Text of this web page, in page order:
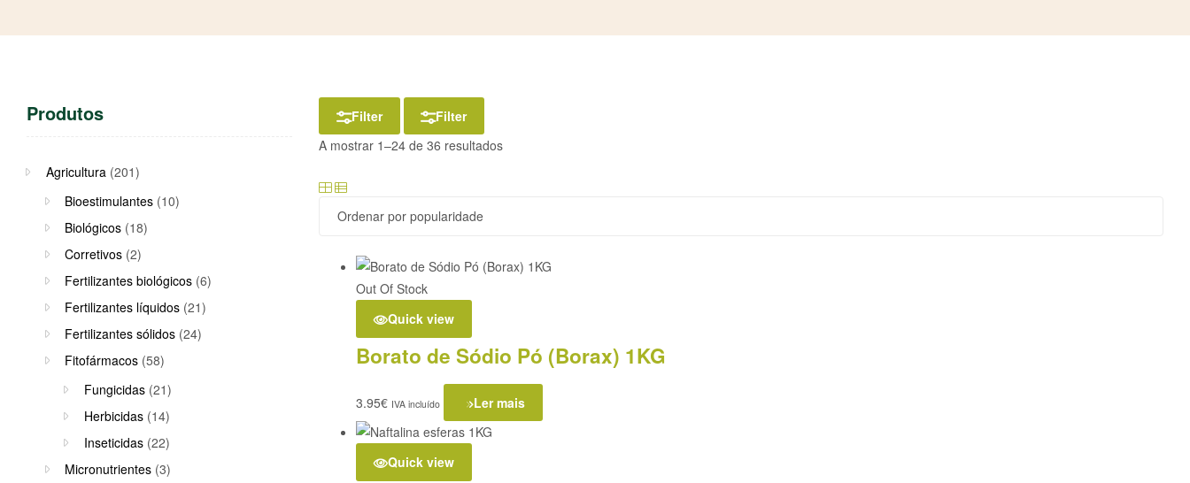
Filter
Filter
A mostrar 1–24 de 36 resultados
Out Of Stock
Quick view
Borato de Sódio Pó (Borax) 1KG
3.95€ IVA incluído Ler mais
Quick view
Produtos
Agricultura (201)
Bioestimulantes (10)
Biológicos (18)
Corretivos (2)
Fertilizantes biológicos (6)
Fertilizantes líquidos (21)
Fertilizantes sólidos (24)
Fitofármacos (58)
Fungicidas (21)
Herbicidas (14)
Inseticidas (22)
Micronutrientes (3)